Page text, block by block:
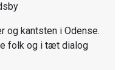
og kantsten i Odense.
folk og i tæt dialog